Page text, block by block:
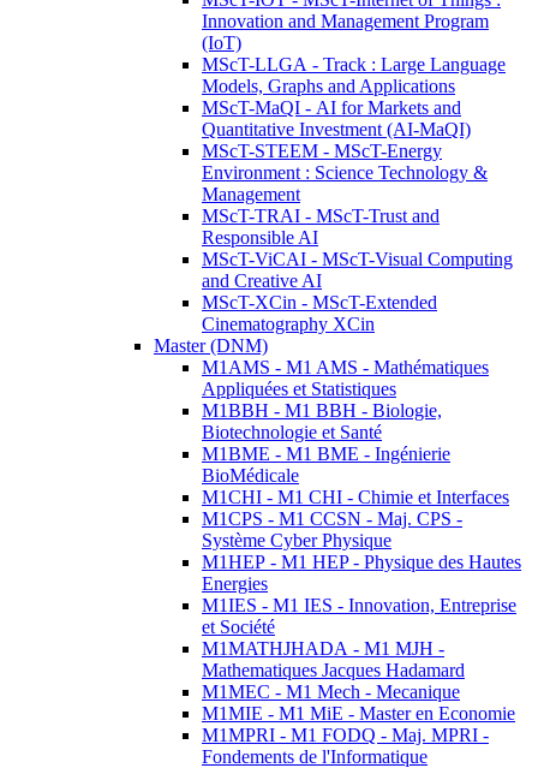
Innovation and Management Program
(IoT)
MScT-LLGA - Track : Large Language
Models, Graphs and Applications
MScT-MaQI - AI for Markets and
Quantitative Investment (AI-MaQI)
MScT-STEEM - MScT-Energy
Environment : Science Technology &
Management
MScT-TRAI - MScT-Trust and
Responsible AI
MScT-ViCAI - MScT-Visual Computing
and Creative AI
MScT-XCin - MScT-Extended
Cinematography XCin
Master (DNM)
M1AMS - M1 AMS - Mathématiques
Appliquées et Statistiques
M1BBH - M1 BBH - Biologie,
Biotechnologie et Santé
M1BME - M1 BME - Ingénierie
BioMédicale
M1CHI - M1 CHI - Chimie et Interfaces
M1CPS - M1 CCSN - Maj. CPS -
Système Cyber Physique
M1HEP - M1 HEP - Physique des Hautes
Energies
M1IES - M1 IES - Innovation, Entreprise
et Société
M1MATHJHADA - M1 MJH -
Mathematiques Jacques Hadamard
M1MEC - M1 Mech - Mecanique
M1MIE - M1 MiE - Master en Economie
M1MPRI - M1 FODQ - Maj. MPRI -
Fondements de l'Informatique